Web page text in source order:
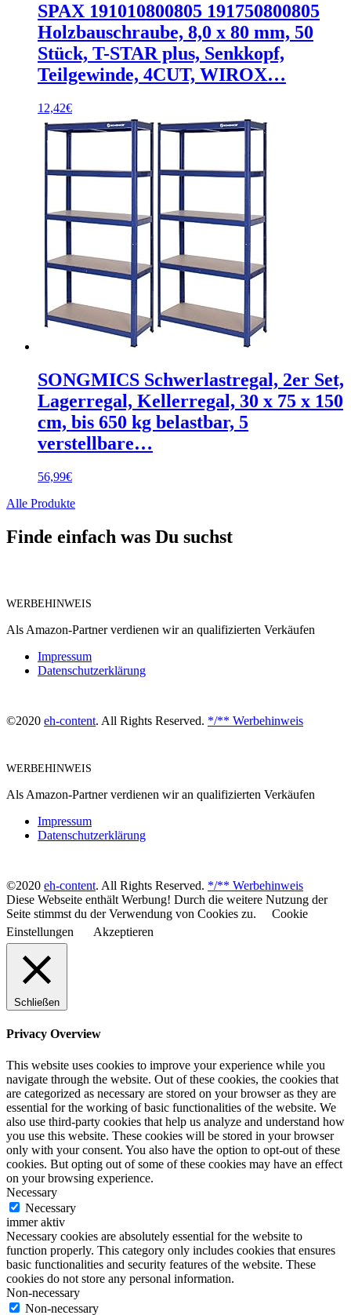
SPAX 191010800805 191750800805
Holzbauschraube, 8,0 x 80 mm, 50
Stück, T-STAR plus, Senkkopf,
Teilgewinde, 4CUT, WIROX…
12,42€
SONGMICS Schwerlastregal, 2er Set,
Lagerregal, Kellerregal, 30 x 75 x 150
cm, bis 650 kg belastbar, 5
verstellbare…
56,99€
Alle Produkte
Finde einfach was Du suchst
WERBEHINWEIS
Als Amazon-Partner verdienen wir an qualifizierten Verkäufen
Impressum
Datenschutzerklärung
©2020 eh-content. All Rights Reserved. */** Werbehinweis
WERBEHINWEIS
Als Amazon-Partner verdienen wir an qualifizierten Verkäufen
Impressum
Datenschutzerklärung
©2020 eh-content. All Rights Reserved. */** Werbehinweis
Diese Webseite enthält Werbung! Durch die weitere Nutzung der
Seite stimmst du der Verwendung von Cookies zu.
Cookie
Einstellungen
Akzeptieren
Schließen
Privacy Overview
This website uses cookies to improve your experience while you
navigate through the website. Out of these cookies, the cookies that
are categorized as necessary are stored on your browser as they are
essential for the working of basic functionalities of the website. We
also use third-party cookies that help us analyze and understand how
you use this website. These cookies will be stored in your browser
only with your consent. You also have the option to opt-out of these
cookies. But opting out of some of these cookies may have an effect
on your browsing experience.
Necessary
Necessary
immer aktiv
Necessary cookies are absolutely essential for the website to
function properly. This category only includes cookies that ensures
basic functionalities and security features of the website. These
cookies do not store any personal information.
Non-necessary
Non-necessary